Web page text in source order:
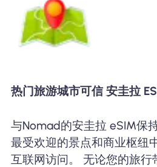
热门旅游城市可信 安圭拉
与Nomad的安圭拉 eSIM保
最受欢迎的景点和商业枢纽
互联网访问。 无论您的旅行